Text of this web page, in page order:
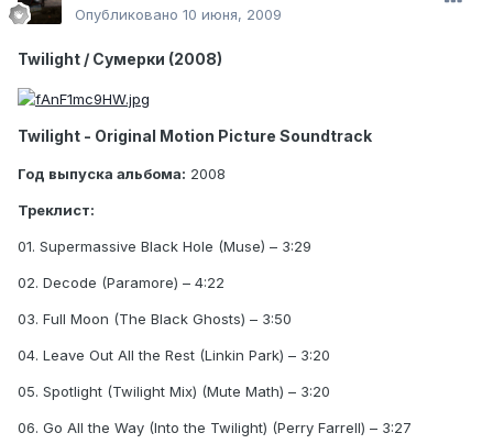
Опубликовано 10 июня, 2009
Twilight / Сумерки (2008)
Twilight - Original Motion Picture Soundtrack
Год выпуска альбома: 2008
Треклист:
01. Supermassive Black Hole (Muse) – 3:29
02. Decode (Paramore) – 4:22
03. Full Moon (The Black Ghosts) – 3:50
04. Leave Out All the Rest (Linkin Park) – 3:20
05. Spotlight (Twilight Mix) (Mute Math) – 3:20
06. Go All the Way (Into the Twilight) (Perry Farrell) – 3:27